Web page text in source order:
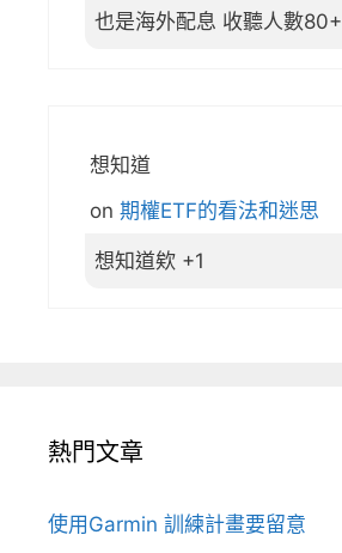
也是海外配息 收聽人數80+
想知道
on 期權ETF的看法和迷思
想知道欸 +1
熱門文章
使用Garmin 訓練計畫要留意